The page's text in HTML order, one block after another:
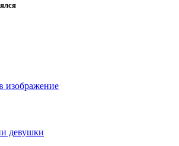
изображение
девушки